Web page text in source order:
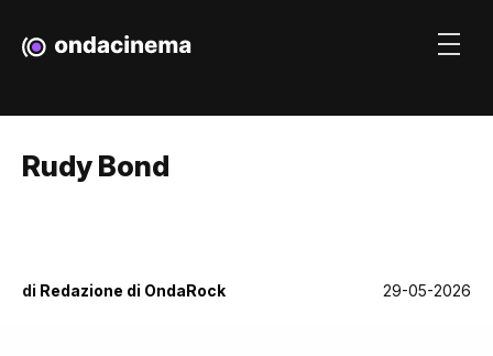
Rudy Bond
di Redazione di OndaRock 29-05-2026